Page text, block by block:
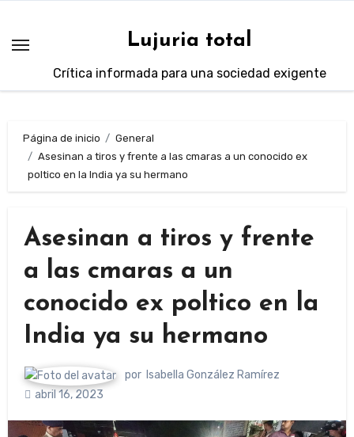
contenido
Lujuria total
Crítica informada para una sociedad exigente
Página de inicio
General
Asesinan a tiros y frente a las cmaras a un conocido ex
poltico en la India ya su hermano
Asesinan a tiros y frente
a las cmaras a un
conocido ex poltico en la
India ya su hermano
por Isabella González Ramírez
abril 16, 2023